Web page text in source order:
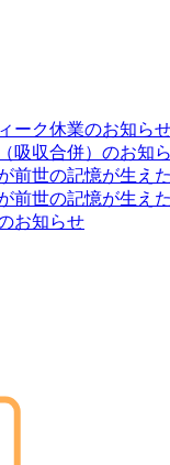
ーク休業のお知ら
吸収合併）のお知
前世の記憶が生え
前世の記憶が生え
お知らせ